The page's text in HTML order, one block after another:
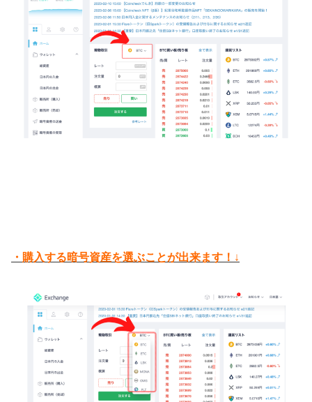
・購入する暗号資産を選ぶことが出来ます！ ↓